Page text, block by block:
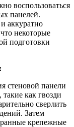
воспользоваться
панелей.
аккуратно
некоторые
подготовки
стеновой панели
как гвозди
сверлить
Затем
крепежные